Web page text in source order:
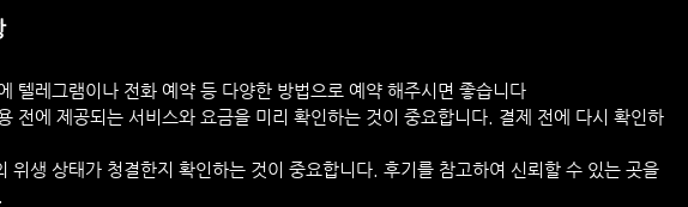
텔레그램이나 전화 예약 등 다양한 방법으로 예약 해주시면 좋습니다
전에 제공되는 서비스와 요금을 미리 확인하는 것이 중요합니다. 결제 전에 다시 확인하
위생 상태가 청결한지 확인하는 것이 중요합니다. 후기를 참고하여 신뢰할 수 있는 곳을